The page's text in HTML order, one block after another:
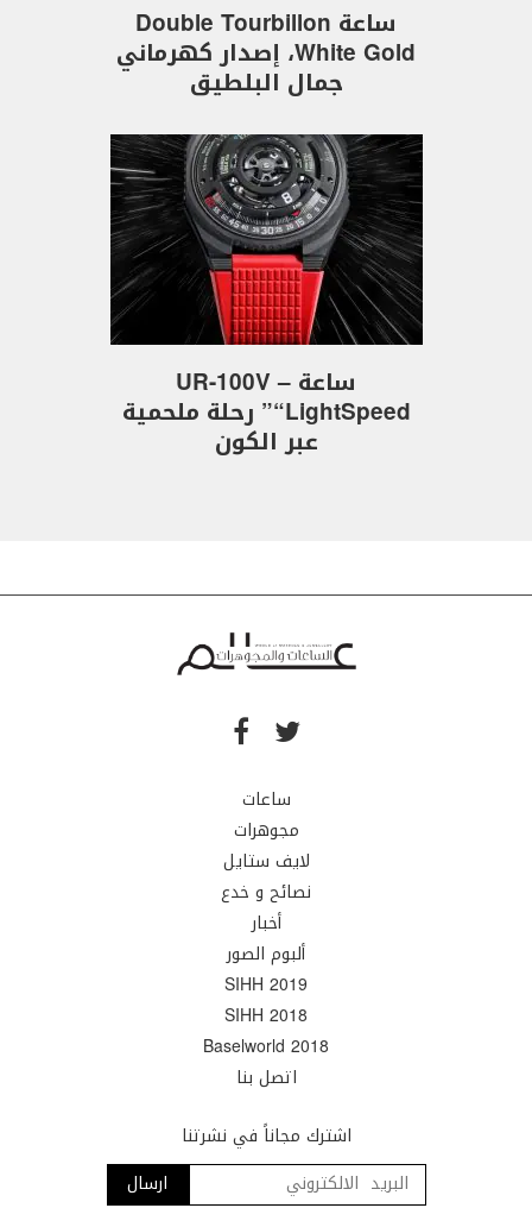
ساعة Double Tourbillon
White Gold، إصدار كهرماني
جمال البلطيق
ساعة UR-100V –
“LightSpeed” رحلة ملحمية
عبر الكون
ساعات
مجوهرات
لايف ستايل
نصائح و خدع
أخبار
ألبوم الصور
SIHH 2019
SIHH 2018
Baselworld 2018
اتصل بنا
اشترك مجاناً في نشرتنا